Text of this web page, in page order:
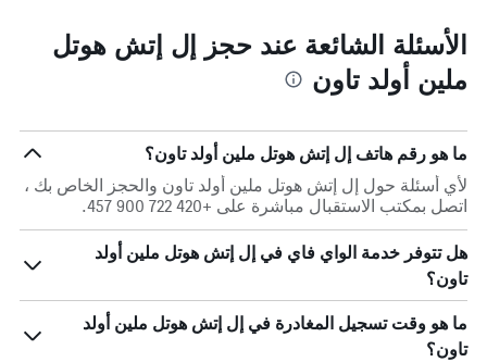
الأسئلة الشائعة عند حجز إل إتش هوتل
ملين أولد تاون
ما هو رقم هاتف إل إتش هوتل ملين أولد تاون؟
لأي أسئلة حول إل إتش هوتل ملين أولد تاون والحجز الخاص بك ،
اتصل بمكتب الاستقبال مباشرة على +420 722 900 457.
هل تتوفر خدمة الواي فاي في إل إتش هوتل ملين أولد
تاون؟
ما هو وقت تسجيل المغادرة في إل إتش هوتل ملين أولد
تاون؟